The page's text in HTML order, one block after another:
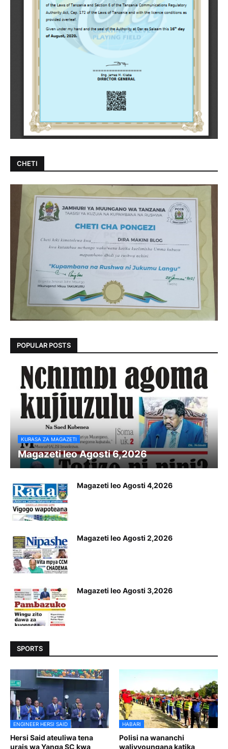
CHETI
POPULAR POSTS
KURASA ZA MAGAZETI
Magazeti leo Agosti 6,2026
Magazeti leo Agosti 4,2026
Magazeti leo Agosti 2,2026
Magazeti leo Agosti 3,2026
SPORTS
ENGINEER HERSI SAID
Hersi Said ateuliwa tena
urais wa Yanga SC kwa
HABARI
Polisi na wananchi
walivyoungana katika